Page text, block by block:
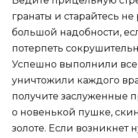
гранаты и старайтесь не
большой надобности,
потерпеть
Успешно выполнили все
уничтожили каждого
получите заслуженные
о новенькой пушке,
золоте. Если возникнет